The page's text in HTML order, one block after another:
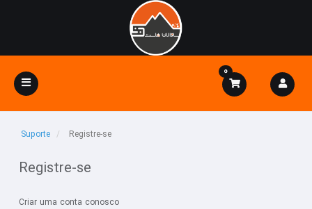
Alternar
navegação
0
Suporte Registre-se
Registre-se
Criar uma conta conosco